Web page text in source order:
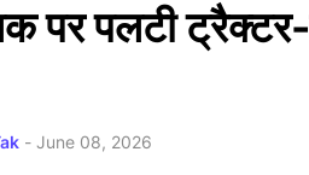
पर पलटी
- June 08, 2026